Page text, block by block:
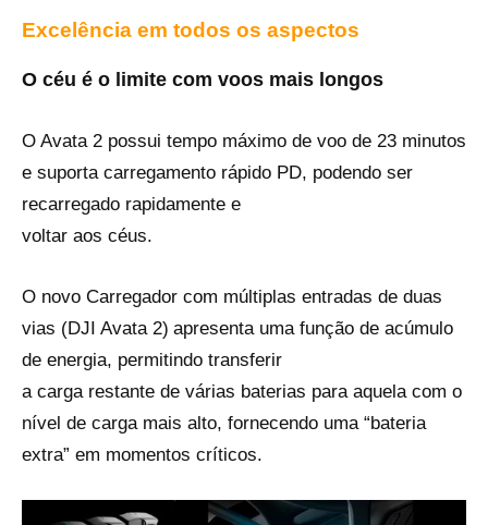
Excelência em todos os aspectos
O céu é o limite‌ com voos mais longos
O Avata 2 possui tempo máximo de voo de 23 minutos
e suporta carregamento rápido PD, podendo ser
recarregado rapidamente e
voltar aos céus.
O novo Carregador com múltiplas entradas de duas
vias (DJI Avata 2) apresenta uma função de acúmulo
de energia, permitindo transferir
a carga restante de várias baterias para aquela com o
nível de carga mais alto, ‌‌fornecendo uma “bateria
extra” em momentos críticos.